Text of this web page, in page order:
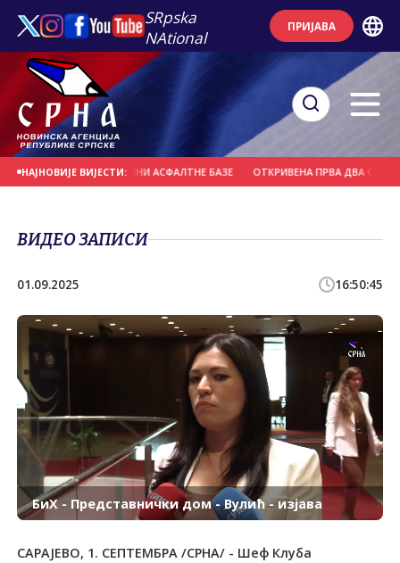
SRpska
NAtional
ПРИЈАВА
НАЈНОВИЈЕ ВИЈЕСТИ:
ПОЖАР У БЛИЗИНИ АСФАЛТНЕ БАЗЕ ОТКРИВЕНА ПРВА ДВА
ВИДЕО ЗАПИСИ
01.09.2025 16:50:45
БиХ - Представнички дом - Вулић - изјава
САРАЈЕВО, 1. СЕПТЕМБРА /СРНА/ - Шеф Клуба